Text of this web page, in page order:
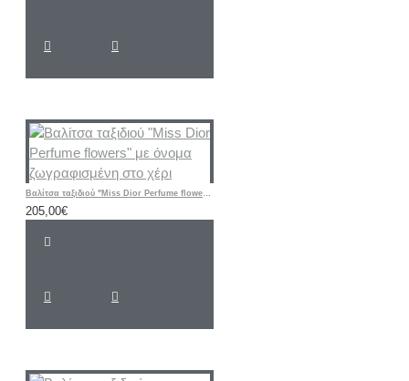
Βαλίτσα ταξιδιού "Miss Dior Perfume flowers" με όνομα ζωγραφισμένη στο χέρι
205,00€